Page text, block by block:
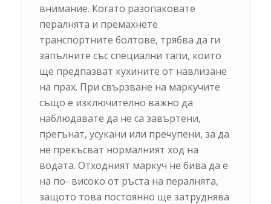
внимание. Когато разопаковате
пералнята и премахнете
транспортните болтове, трябва да ги
запълните със специални тапи, които
ще предпазват кухините от навлизане
на прах. При свързване на маркучите
също е изключително важно да
наблюдавате да не са завъртени,
прегънат, усукани или пречупени, за да
не прекъсват нормалният ход на
водата. Отходният маркуч не бива да е
на по- високо от ръста на пералнята,
защото това постоянно ще затруднява